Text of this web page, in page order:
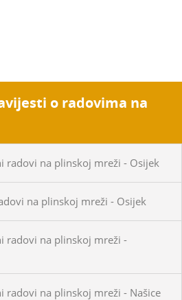
o radovima na
radovi na plinskoj mreži - Osijek
na plinskoj mreži - Osijek
radovi na plinskoj mreži -
radovi na plinskoj mreži - Našice